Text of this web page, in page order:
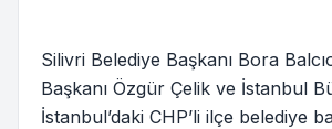
Silivri Belediye Başkanı Bora
Başkanı Özgür Çelik ve İstanbul
İstanbul’daki CHP’li ilçe belediye